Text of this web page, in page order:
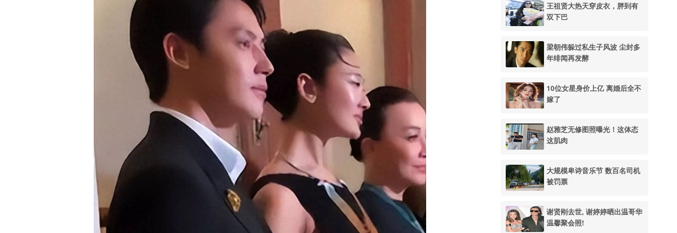
王祖贤大热天穿皮衣，胖到有
双下巴
梁朝伟躲过私生子风波 尘封多
年绯闻再发酵
10位女星身价上亿 离婚后全不
嫁了
赵雅芝无修图照曝光！这体态
这肌肉
大规模卑诗音乐节 数百名司机
被罚票
谢贤刚去世, 谢婷婷晒出温哥华
温馨聚会照!